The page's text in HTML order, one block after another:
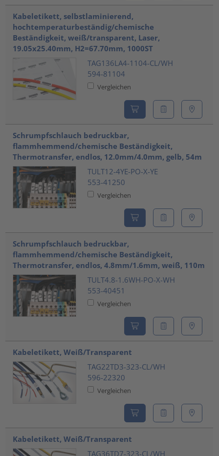
Kabeletikett, selbstlaminierend,
hochtemperaturbeständig/chemische
Beständigkeit, weiß/transparent, Laser,
19.05x25.40mm, H2=67.70mm, 1000ST
TAG136LA4-1104-CL/WH
594-81104
Vergleichen
Schrumpfschlauch bedruckbar,
flammhemmend/chemische Beständigkeit,
Thermotransfer, endlos, 12.0mm/4.0mm, gelb, 54m
TULT12-4YE-PO-X-YE
553-41250
Vergleichen
Schrumpfschlauch bedruckbar,
flammhemmend/chemische Beständigkeit,
Thermotransfer, endlos, 4.8mm/1.6mm, weiß, 110m
TULT4.8-1.6WH-PO-X-WH
553-40451
Vergleichen
Kabeletikett, Weiß/Transparent
TAG22TD3-323-CL/WH
596-22320
Vergleichen
Kabeletikett, Weiß/Transparent
TAG36TD7-323-CL/WH